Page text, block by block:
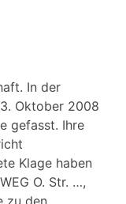
In der
Oktober 2008
gefasst. Ihre
Klage haben
O. Str. …,
zu den